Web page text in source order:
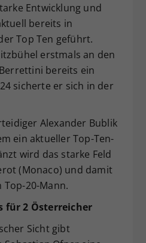
Entwicklung und
bereits in
Top Ten geführt.
erstmals an den
bereits ein
sicherte er sich in der
Alexander Bublik
ein aktueller Top-Ten-
wird das starke Feld
(Monaco) und damit
20-Mann.
für 2 Österreicher
Sicht gibt